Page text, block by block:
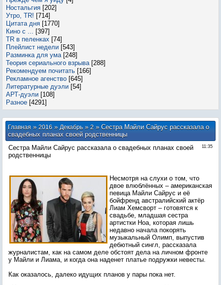
Ностальгия [202]
Утро, TR! [714]
Цитата дня [1770]
Кино с ... [397]
TR в пеленках [74]
Плейлист недели [543]
Разминка для ума [248]
Теория сериального взрыва [288]
Рекомендуем почитать [166]
Рекламное агенство [645]
Литературные дуэли [54]
АРТ-дуэли [108]
Разное [4291]
Главная»2016 » Декабрь » 2» Сестра Майли Сайрус рассказала о
свадебных планах своей родственницы
11:35
Сестра Майли Сайрус рассказала о свадебных планах своей
родственницы
Несмотря на слухи о том, что
двое влюблённых – американская
певица Майли Сайрус и её
бойфренд австралийский актёр
Лиам Хемсворт – готовятся к
свадьбе, младшая сестра
артистки Ноа, которая лишь
недавно начала покорять
музыкальный Олимп, выпустив
дебютный сингл, рассказала
журналистам, как на самом деле обстоят дела на личном фронте
у Майли и Лиама, и когда она наденет платье подружки невесты.
Как оказалось, далеко идущих планов у пары пока нет.